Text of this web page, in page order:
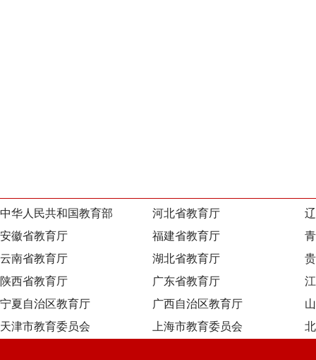
中华人民共和国教育部 河北省教育厅
安徽省教育厅
福建省教育厅
云南省教育厅
湖北省教育厅
陕西省教育厅
广东省教育厅
宁夏自治区教育厅
广西自治区教育厅
天津市教育委员会
上海市教育委员会